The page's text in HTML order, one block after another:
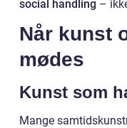
social handling –
Når kunst
mødes
Kunst som
Mange